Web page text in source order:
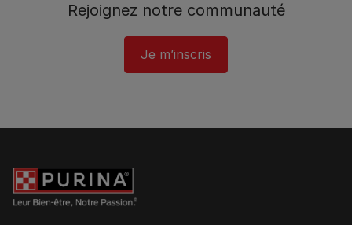
Rejoignez notre communauté
Je m’inscris